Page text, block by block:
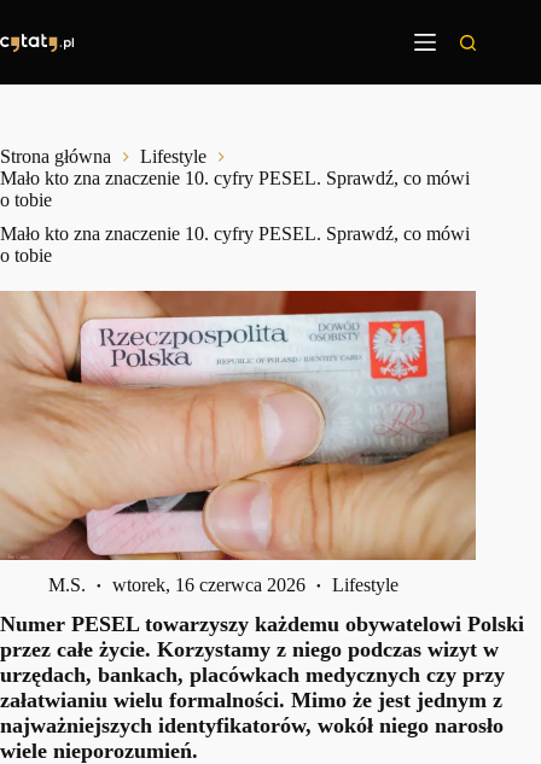
treści
Strona główna
Lifestyle
Mało kto zna znaczenie 10. cyfry PESEL. Sprawdź, co mówi
o tobie
Mało kto zna znaczenie 10. cyfry PESEL. Sprawdź, co mówi
o tobie
M.S. wtorek, 16 czerwca 2026 Lifestyle
Numer PESEL towarzyszy każdemu obywatelowi Polski
przez całe życie. Korzystamy z niego podczas wizyt w
urzędach, bankach, placówkach medycznych czy przy
załatwianiu wielu formalności. Mimo że jest jednym z
najważniejszych identyfikatorów, wokół niego narosło
wiele nieporozumień.